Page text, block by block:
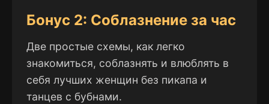
Бонус 2: Соблазнение за час
Две простые схемы, как легко
знакомиться, соблазнять и влюблять в
себя лучших женщин без пикапа и
танцев с бубнами.